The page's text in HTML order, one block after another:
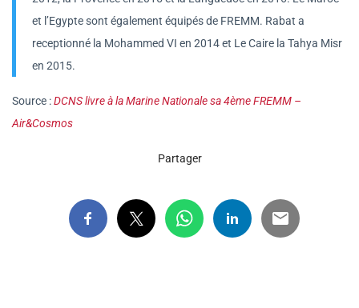
et l’Egypte sont également équipés de FREMM. Rabat a
receptionné la Mohammed VI en 2014 et Le Caire la Tahya Misr
en 2015.
Source :DCNS livre à la Marine Nationale sa 4ème FREMM –
Air&Cosmos
Partager